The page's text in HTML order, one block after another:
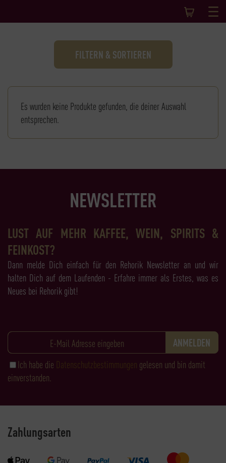
FILTERN & SORTIEREN
Es wurden keine Produkte gefunden, die deiner Auswahl
entsprechen.
NEWSLETTER
LUST AUF MEHR KAFFEE, WEIN, SPIRITS &
FEINKOST?
Dann melde Dich einfach für den Rehorik Newsletter an und wir
halten Dich auf dem Laufenden - Erfahre immer als Erstes, was es
Neues bei Rehorik gibt!
Ich habe die Datenschutzbestimmungen gelesen und bin damit
einverstanden.
Zahlungsarten